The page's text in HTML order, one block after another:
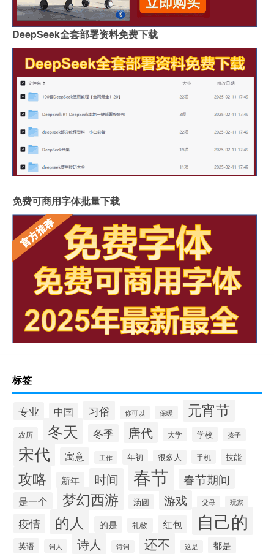
DeepSeek全套部署资料免费下载
免费可商用字体批量下载
标签
专业 中国 习俗 你可以 保暖 元宵节
农历 冬天 冬季 唐代 大学 学校 孩子
宋代 寓意 工作 年初 很多人 手机 技能
攻略 新年 时间 春节 春节期间
是一个 梦幻西游 汤圆 游戏 父母 玩家
疫情 的人 的是 礼物 红包 自己的
英语 词人 诗人 诗词 还不 这是 都是